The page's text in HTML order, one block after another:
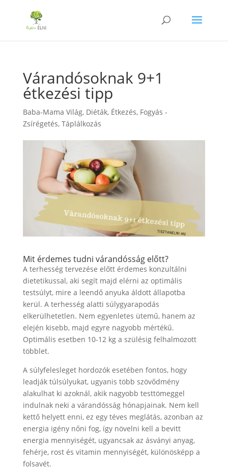
Várandósoknak 9+1
étkezési tipp
Baba-Mama Világ, Diéták, Étkezés, Fogyás -
Zsírégetés, Táplálkozás
Mit érdemes tudni várandósság előtt?
A terhesség tervezése előtt érdemes konzultálni
dietetikussal, aki segít majd elérni az optimális
testsúlyt, mire a leendő anyuka áldott állapotba
kerül. A terhesség alatti súlygyarapodás
elkerülhetetlen. Nem egyenletes ütemű, hanem az
elején kisebb, majd egyre nagyobb mértékű.
Optimális esetben 10-12 kg a szülésig felhalmozott
többlet.
A súlyfelesleget hordozók esetében fontos, hogy
leadják túlsúlyukat, ugyanis több szövődmény
alakulhat ki azoknál, akik nagyobb testtömeggel
indulnak neki a várandósság hónapjainak. Nem kell
kettő helyett enni, ez egy téves meglátás, azonban az
energia igény nőni fog, így növelni kell a bevitt
energia mennyiségét, ugyancsak az ásványi anyag,
fehérje, rost és vitamin mennyiségét, különösképp a
folsavét.